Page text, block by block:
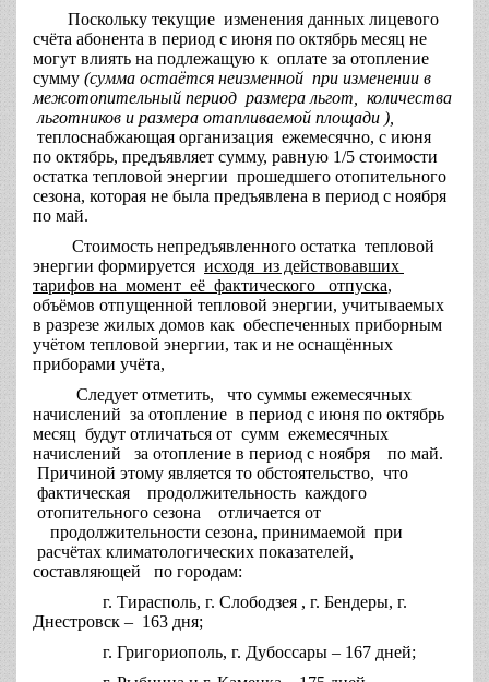
Поскольку текущие изменения данных лицевого
счёта абонента в период с июня по октябрь месяц не
могут влиять на подлежащую к оплате за отопление
сумму (сумма остаётся неизменной при изменении в
межотопительный период размера льгот, количества
льготников и размера отапливаемой площади ),
теплоснабжающая организация ежемесячно, с июня
по октябрь, предъявляет сумму, равную 1/5 стоимости
остатка тепловой энергии прошедшего отопительного
сезона, которая не была предъявлена в период с ноября
по май.
Стоимость непредъявленного остатка тепловой
энергии формируется исходя из действовавших
тарифов на момент её фактического отпуска,
объёмов отпущенной тепловой энергии, учитываемых
в разрезе жилых домов как обеспеченных приборным
учётом тепловой энергии, так и не оснащённых
приборами учёта,
Следует отметить, что суммы ежемесячных
начислений за отопление в период с июня по октябрь
месяц будут отличаться от сумм ежемесячных
начислений за отопление в период с ноября по май.
Причиной этому является то обстоятельство, что
фактическая продолжительность каждого
отопительного сезона отличается от
продолжительности сезона, принимаемой при
расчётах климатологических показателей,
составляющей по городам:
г. Тирасполь, г. Слободзея , г. Бендеры, г.
Днестровск – 163 дня;
г. Григориополь, г. Дубоссары – 167 дней;